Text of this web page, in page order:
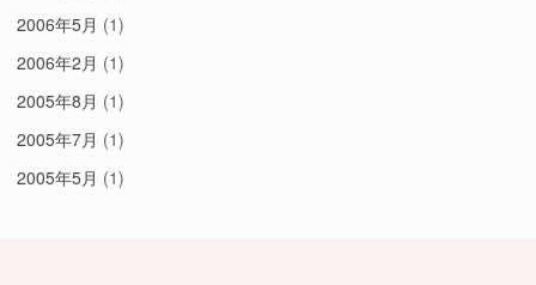
2006年5月 (1)
2006年2月 (1)
2005年8月 (1)
2005年7月 (1)
2005年5月 (1)